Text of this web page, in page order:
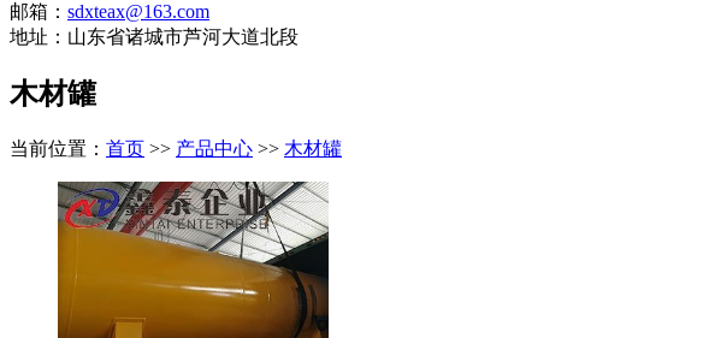
邮箱： sdxteax@163.com
地址：山东省诸城市芦河大道北段
木材罐
当前位置： 首页 >> 产品中心 >> 木材罐